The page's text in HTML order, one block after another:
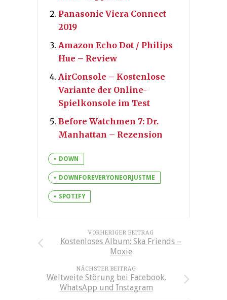
Panasonic Viera Connect
2019
Amazon Echo Dot / Philips
Hue – Review
AirConsole – Kostenlose
Variante der Online-
Spielkonsole im Test
Before Watchmen 7: Dr.
Manhattan – Rezension
DOWN
DOWNFOREVERYONEORJUSTME
SPOTIFY
VORHERIGER BEITRAG
Kostenloses Album: Ska Friends –
Moxie
NÄCHSTER BEITRAG
Weltweite Störung bei Facebook,
WhatsApp und Instagram